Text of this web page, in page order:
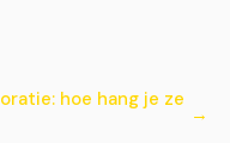
hoe hang je ze